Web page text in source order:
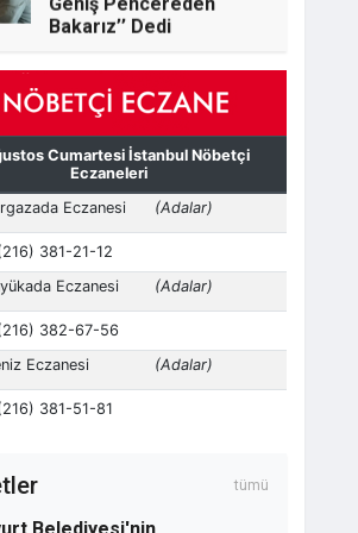
silme operasyonu mu?
Seyithan İzsiz Kayyumu
Yerdi, İl Başkanı ‘’Biz
Geniş Pencereden
Bakarız’’ Dedi
Osman Kamacı
Altı yaşında evli bir
çocuk ve cehalet
tümü